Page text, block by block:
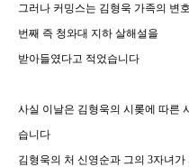
그러나 커밍스는 김형욱 가족의 변
번째 즉 청와대 지하 살해설을
받아들였다고 적었습니다
사실 이날은 김형욱의 시롲에 따른
습니다
김형욱의 처 신영순과 그의 3자녀